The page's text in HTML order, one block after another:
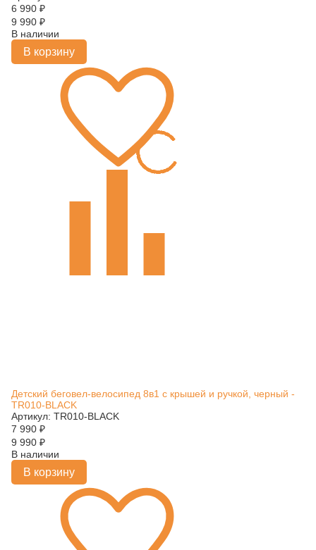
6 990 ₽
9 990 ₽
В наличии
В корзину
Детский беговел-велосипед 8в1 с крышей и ручкой, черный -
TR010-BLACK
Артикул: TR010-BLACK
7 990 ₽
9 990 ₽
В наличии
В корзину